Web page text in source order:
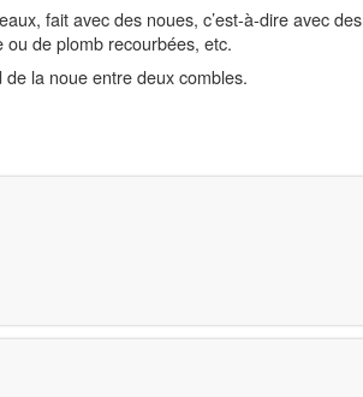
fait avec des noues, c’est-à-dire avec des
de plomb recourbées, etc.
la noue entre deux combles.